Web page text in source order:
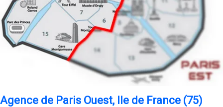
Agence de Paris Ouest, Ile de France (75)